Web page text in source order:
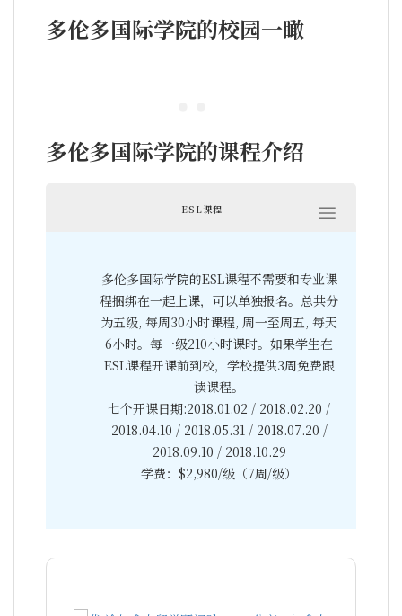
多伦多国际学院的校园一瞰
多伦多国际学院的课程介绍
ESL课程
多伦多国际学院的ESL课程不需要和专业课
程捆绑在一起上课，可以单独报名。总共分
为五级, 每周30小时课程, 周一至周五, 每天
6小时。每一级210小时课时。如果学生在
ESL课程开课前到校，学校提供3周免费跟
读课程。
七个开课日期:2018.01.02 / 2018.02.20 /
2018.04.10 / 2018.05.31 / 2018.07.20 /
2018.09.10 / 2018.10.29
学费：$2,980/级（7周/级）